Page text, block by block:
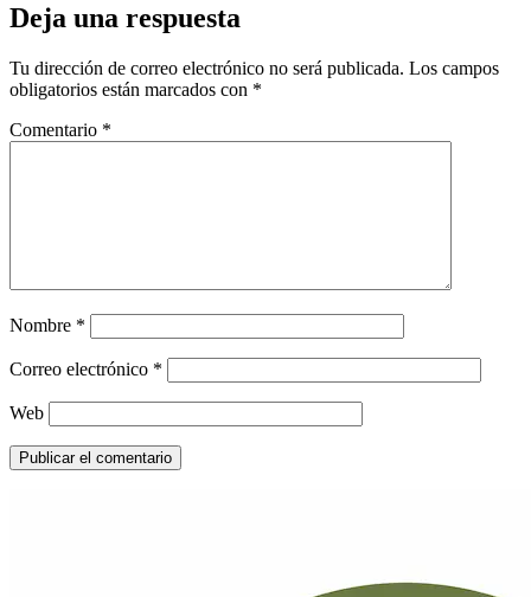
Deja una respuesta
Tu dirección de correo electrónico no será publicada. Los campos
obligatorios están marcados con *
Comentario *
Nombre *
Correo electrónico *
Web